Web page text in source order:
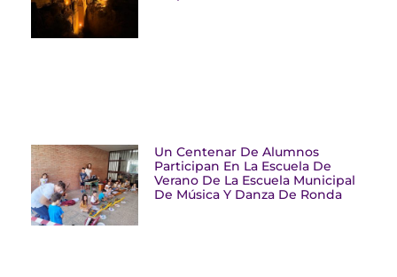
Un Centenar De Alumnos
Participan En La Escuela De
Verano De La Escuela Municipal
De Música Y Danza De Ronda